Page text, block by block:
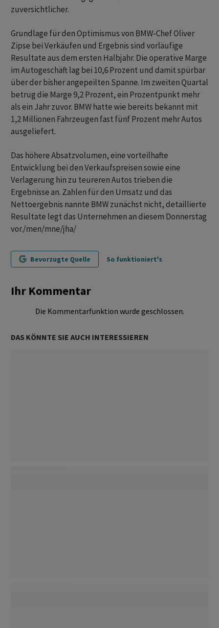
zuversichtlicher.
Grundlage für den Optimismus von BMW-Chef Oliver
Zipse bei Verkäufen und Ergebnis sind vorläufige
Resultate aus dem ersten Halbjahr. Die operative Marge
im Autogeschäft lag bei 10,6 Prozent und damit spürbar
über der bisher angepeilten Spanne. Im zweiten Quartal
betrug die Marge 9,2 Prozent, ein Prozentpunkt mehr
als ein Jahr zuvor. BMW hatte wie bereits bekannt mit
1,2 Millionen Fahrzeugen fast fünf Prozent mehr Autos
ausgeliefert.
Das höhere Absatzvolumen, eine vorteilhafte
Entwicklung bei den Verkaufspreisen sowie eine
Verlagerung hin zu teureren Autos trieben die
Ergebnisse an. Zahlen für den Umsatz und das
Nettoergebnis nannte BMW zunächst nicht, detaillierte
Resultate legt das Unternehmen an diesem Donnerstag
vor./men/mne/jha/
Bevorzugte Quelle So funktioniert's
Ihr Kommentar
Die Kommentarfunktion wurde geschlossen.
DAS KÖNNTE SIE AUCH INTERESSIEREN